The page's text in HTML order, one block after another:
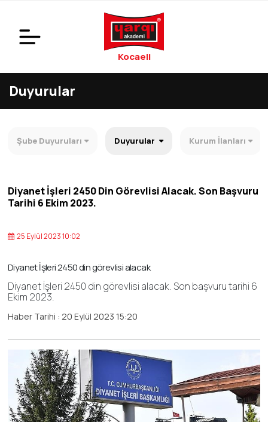
Kocaeli
Duyurular
Şube Duyuruları Duyurular Kurum İlanları
Diyanet İşleri 2450 Din Görevlisi Alacak. Son Başvuru
Tarihi 6 Ekim 2023.
25 Eylül 2023 10:02
Diyanet İşleri 2450 din görevlisi alacak
Diyanet İşleri 2450 din görevlisi alacak. Son başvuru tarihi 6
Ekim 2023.
Haber Tarihi : 20 Eylül 2023 15:20